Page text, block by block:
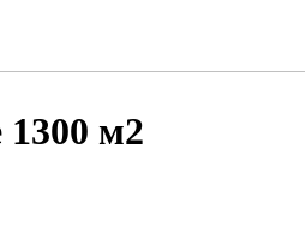
1300 м2